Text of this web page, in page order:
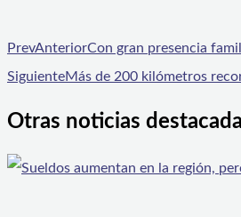
PrevAnteriorCon gran presencia
SiguienteMás de 200 kilómetros
Otras noticias